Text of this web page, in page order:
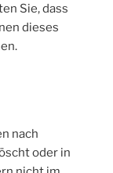
Sie, dass
dieses
nach
oder in